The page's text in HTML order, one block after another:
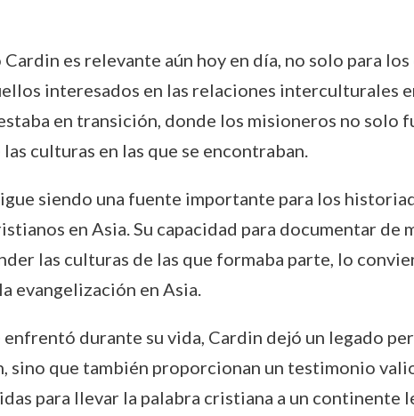
es relevante aún hoy en día, no solo para
interesados en las relaciones interculturales
en transición, donde los misioneros no solo
culturas en las que se encontraban.
siendo una fuente importante para los
en Asia. Su capacidad para documentar de
las culturas de las que formaba parte, lo
evangelización en Asia.
durante su vida, Cardin dejó un legado
sino que también proporcionan un testimonio
para llevar la palabra cristiana a un continente